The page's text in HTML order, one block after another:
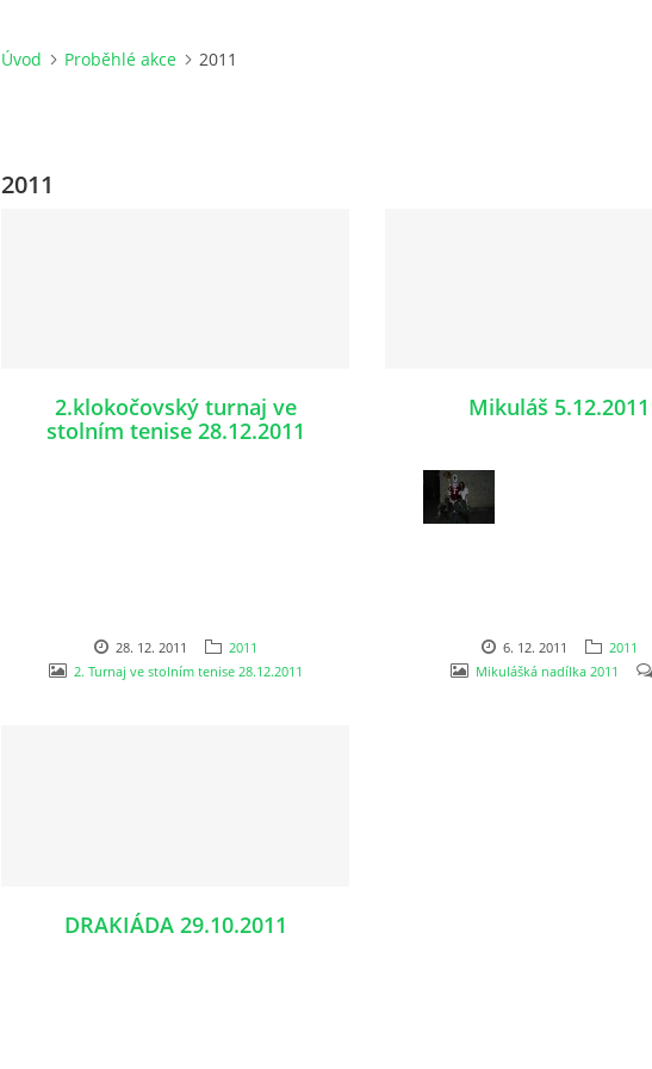
Úvod Proběhlé akce 2011
2011
2.klokočovský turnaj ve
stolním tenise 28.12.2011
28. 12. 2011
2011
2. Turnaj ve stolním tenise 28.12.2011
Mikuláš 5.12.2011
6. 12. 2011
2011
Mikulášká nadílka 2011
DRAKIÁDA 29.10.2011